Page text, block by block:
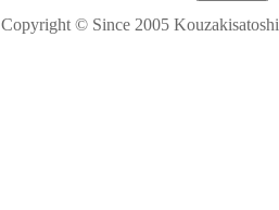
Copyright © Since 2005